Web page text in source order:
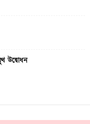
উদ্বোধন